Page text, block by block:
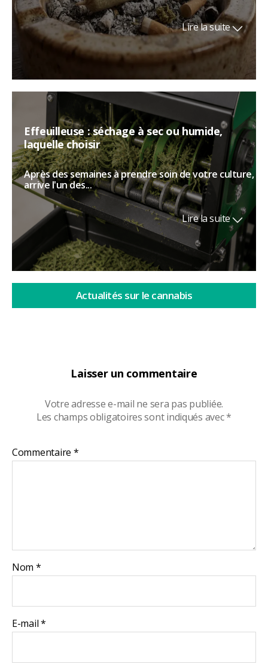
Laisser un commentaire
Votre adresse e-mail ne sera pas publiée.
Les champs obligatoires sont indiqués avec*
Commentaire *
Nom *
E-mail*
Lire la suite
Effeuilleuse : séchage à sec ou humide,
laquelle choisir
Après des semaines à prendre soin de votre culture,
arrive l'un des...
Lire la suite
Actualités sur le cannabis